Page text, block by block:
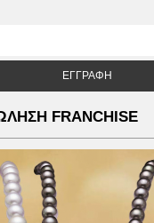
ΕΓΓΡΑΦΉ
FRANCHISE